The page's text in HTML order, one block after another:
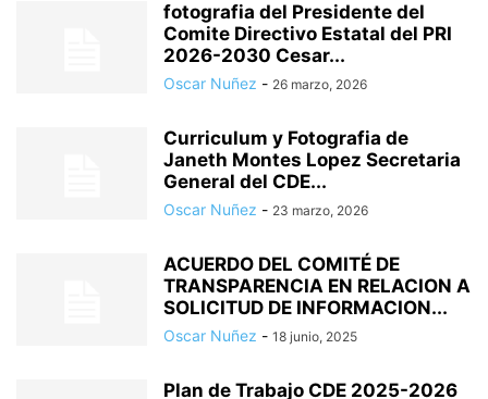
fotografia del Presidente del
Comite Directivo Estatal del PRI
2026-2030 Cesar...
Oscar Nuñez - 26 marzo, 2026
Curriculum y Fotografia de
Janeth Montes Lopez Secretaria
General del CDE...
Oscar Nuñez - 23 marzo, 2026
ACUERDO DEL COMITÉ DE
TRANSPARENCIA EN RELACION A
SOLICITUD DE INFORMACION...
Oscar Nuñez - 18 junio, 2025
Plan de Trabajo CDE 2025-2026